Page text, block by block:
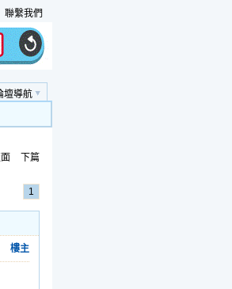
聯繫我們
壇導航
下篇
1
樓主